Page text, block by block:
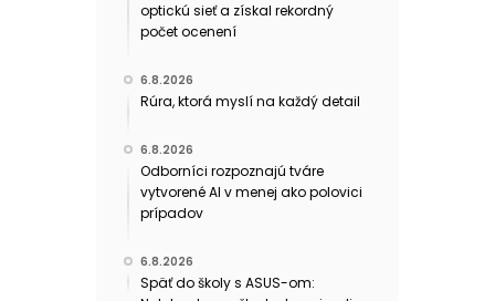
optickú sieť a získal rekordný
počet ocenení
6.8.2026
Rúra, ktorá myslí na každý detail
6.8.2026
Odborníci rozpoznajú tváre
vytvorené AI v menej ako polovici
prípadov
6.8.2026
Späť do školy s ASUS-om: